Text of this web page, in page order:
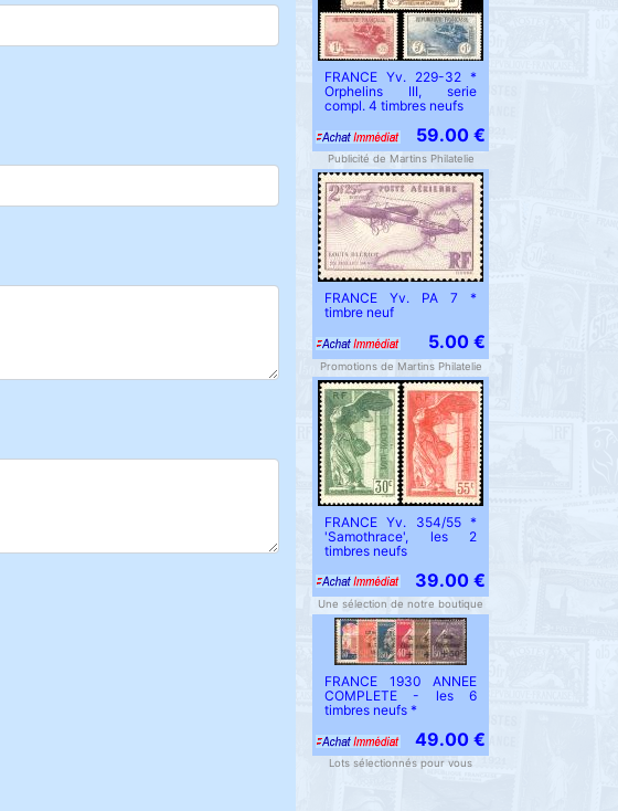
FRANCE Yv. 229-32 *
Orphelins III, serie
compl. 4 timbres neufs
59.00 €
Publicité de Martins Philatelie
FRANCE Yv. PA 7 *
timbre neuf
5.00 €
Promotions de Martins Philatelie
FRANCE Yv. 354/55 *
'Samothrace', les 2
timbres neufs
39.00 €
Une sélection de notre boutique
FRANCE 1930 ANNEE
COMPLETE - les 6
timbres neufs *
49.00 €
Lots sélectionnés pour vous